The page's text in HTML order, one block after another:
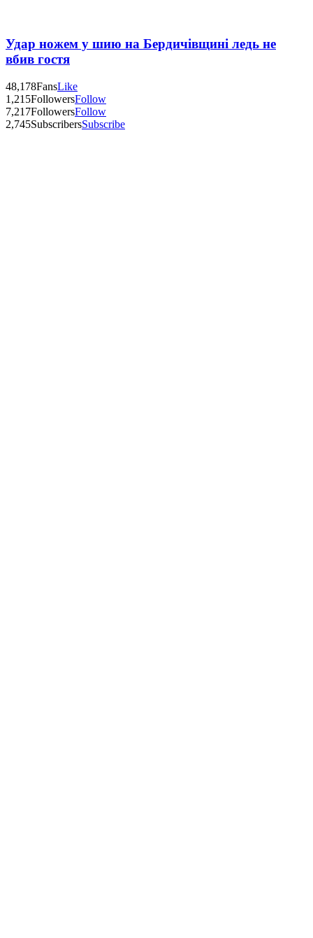
Удар ножем у шию на Бердичівщині ледь не
вбив гостя
48,178FansLike
1,215FollowersFollow
7,217FollowersFollow
2,745SubscribersSubscribe